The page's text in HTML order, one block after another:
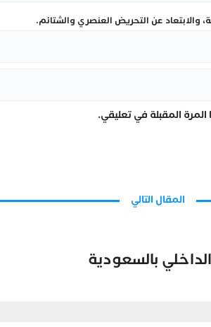
والابتعاد عن التحريض العنصري والشتائم.
المقبلة في تعليقي.
المقال التالي